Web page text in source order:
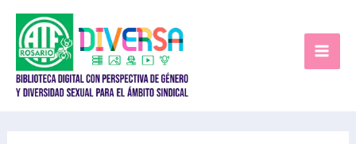
contenido